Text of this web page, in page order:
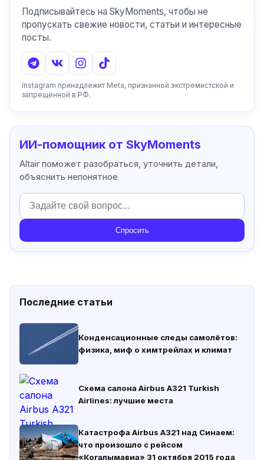
Подписывайтесь на SkyMoments, чтобы не
пропускать свежие новости, статьи и интересные
посты.
Instagram принадлежит Meta, признанной экстремистской и
запрещённой в РФ.
ИИ-помощник от SkyMoments
Altair поможет разобраться, уточнить детали,
объяснить непонятное
Спросить
Последние статьи
Конденсационные следы самолётов:
физика, миф о химтрейлах и климат
Схема салона Airbus A321 Turkish
Airlines: лучшие места
Катастрофа Airbus A321 над Синаем:
что произошло с рейсом
«Когалымавиа» 31 октября 2015 года